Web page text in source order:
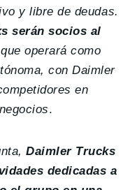
y libre de deudas.
serán socios al
operará como
con Daimler
en
.
Daimler Trucks
dedicadas a